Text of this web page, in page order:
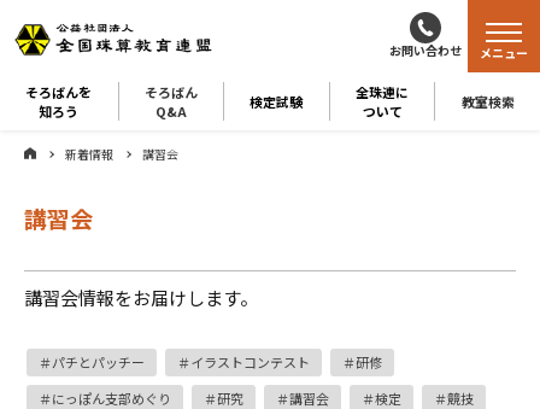
お問い合わせ
そろばんを
知ろう
そろばん
Q&A
検定試験
全珠連に
ついて
教室検索
メニュー
新着情報 講習会
講習会
講習会情報をお届けします。
パチとパッチー イラストコンテスト
研修
にっぽん支部めぐり
研究 講習会 検定
競技